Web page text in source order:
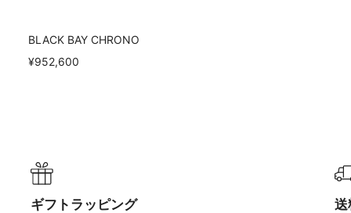
BLACK BAY CHRONO
¥952,600
ギフトラッピング 送